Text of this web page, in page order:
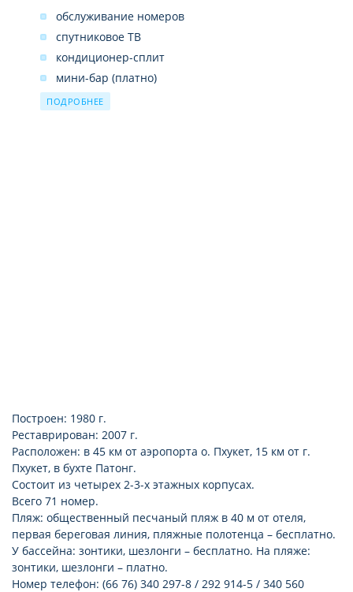
обслуживание номеров
спутниковое ТВ
кондиционер-сплит
мини-бар (платно)
сейф (платно)
ПОДРОБНЕЕ
Построен: 1980 г.
Реставрирован: 2007 г.
Расположен: в 45 км от аэропорта о. Пхукет, 15 км от г.
Пхукет, в бухте Патонг.
Состоит из четырех 2-3-х этажных корпусах.
Всего 71 номер.
Пляж: общественный песчаный пляж в 40 м от отеля,
первая береговая линия, пляжные полотенца – бесплатно.
У бассейна: зонтики, шезлонги – бесплатно. На пляже:
зонтики, шезлонги – платно.
Номер телефон: (66 76) 340 297-8 / 292 914-5 / 340 560